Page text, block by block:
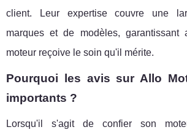
client. Leur expertise couvre une
marques et de modèles, garantissant
moteur reçoive le soin qu'il mérite.
Pourquoi les avis sur Allo
importants ?
Lorsqu'il s'agit de confier son